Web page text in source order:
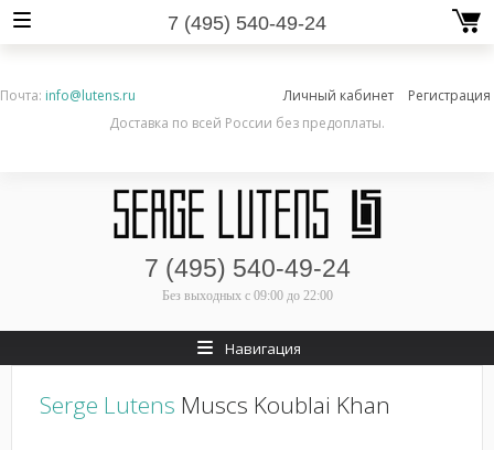
7 (495) 540-49-24
Почта: info@lutens.ru Личный кабинет
Регистрация
Доставка по всей России без предоплаты.
7 (495) 540-49-24
Без выходных с 09:00 до 22:00
Навигация
Serge Lutens Muscs Koublai Khan